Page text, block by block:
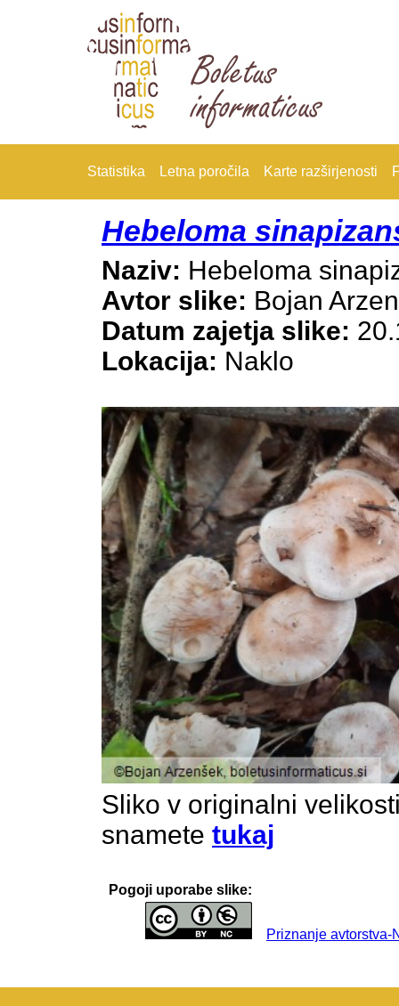
Statistika Letna poročila Karte razširjenosti
Hebeloma
Naziv: Hebeloma
Avtor slike: Bojan
Datum zajetja slike:
Lokacija: Naklo
Sliko v originalni
snamete tukaj
Pogoji uporabe slike:
Priznanje avtorstva-